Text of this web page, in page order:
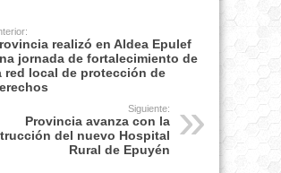
realizó en Aldea Epulef
jornada de fortalecimiento de
red local de protección de
Siguiente:
Provincia avanza con la
del nuevo Hospital
Rural de Epuyén